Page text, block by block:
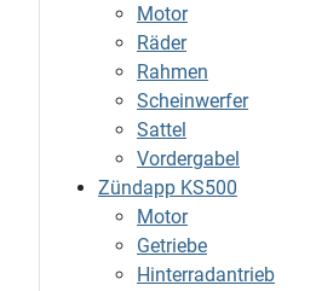
Motor
Räder
Rahmen
Scheinwerfer
Sattel
Vordergabel
Zündapp KS500
Motor
Getriebe
Hinterradantrieb